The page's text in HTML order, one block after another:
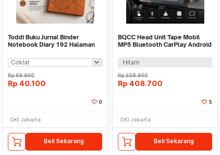
Toddi Buku Jurnal Binder
Notebook Diary 192 Halaman
Rp69.900
Rp 40.100
0
DKI Jakarta
Beli Sekarang
BQCC Head Unit Tape Mobil
MP5 Bluetooth CarPlay Android
Hitam
Rp559.900
Rp 408.700
5
DKI Jakarta
Beli Sekarang